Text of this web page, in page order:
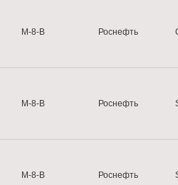
М-8-B Роснефть
М-8-B Роснефть
М-8-B Роснефть